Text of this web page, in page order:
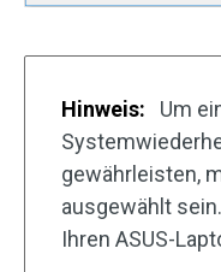
Hinweis:
Um
gewährleisten,
ausgewählt
Ihren ASUS-